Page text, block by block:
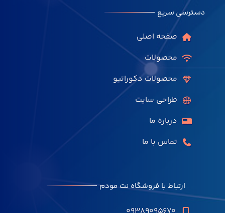
دسترسی سریع
صفحه اصلی
محصولات
محصولات دکوراتیو
طراحی سایت
درباره ما
تماس با ما
ارتباط با فروشگاه نت مودم